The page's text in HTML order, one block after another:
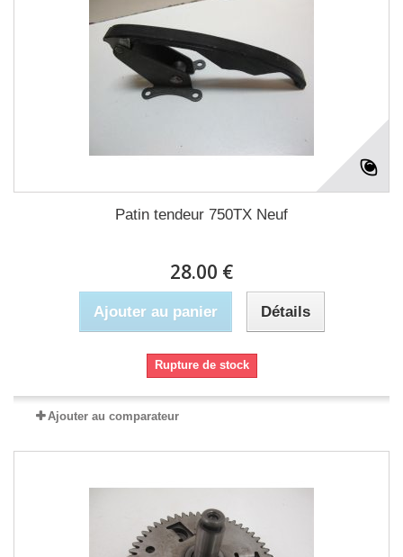
Patin tendeur 750TX Neuf
28.00 €
Ajouter au panier Détails
Rupture de stock
Ajouter au comparateur